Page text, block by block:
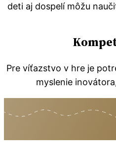
deti aj dospelí môžu
Pre víťazstvo v hre je
myslenie